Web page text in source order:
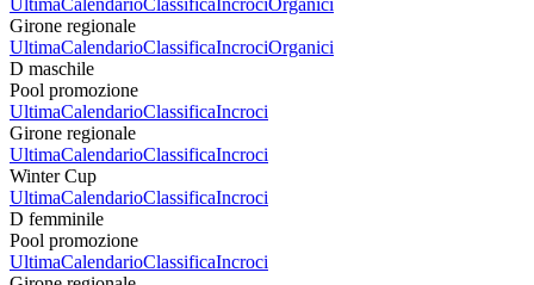
Girone regionale
UltimaCalendarioClassificaIncrociOrganici
D maschile
Pool promozione
UltimaCalendarioClassificaIncroci
Girone regionale
UltimaCalendarioClassificaIncroci
Winter Cup
UltimaCalendarioClassificaIncroci
D femminile
Pool promozione
UltimaCalendarioClassificaIncroci